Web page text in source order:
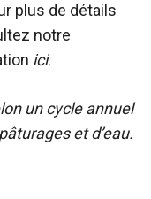
plus de détails
notre
ici.
un cycle annuel
et d’eau.